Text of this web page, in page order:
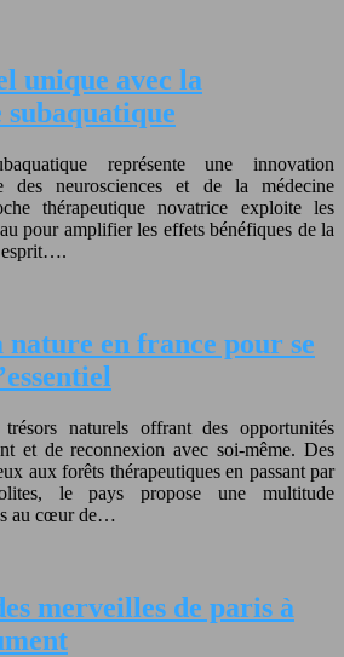
unique avec la
représente une innovation
des neurosciences et de la médecine
thérapeutique novatrice exploite les
pour amplifier les effets bénéfiques de la
nature en france pour se
naturels offrant des opportunités
et de reconnexion avec soi-même. Des
aux forêts thérapeutiques en passant par
le pays propose une multitude
au cœur de…
merveilles de paris à